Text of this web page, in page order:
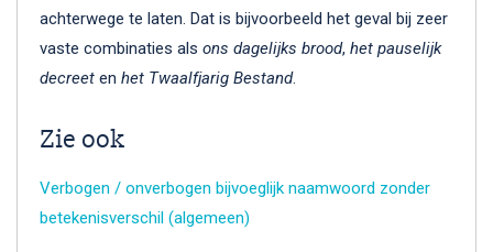
achterwege te laten. Dat is bijvoorbeeld het geval bij zeer
vaste combinaties als ons dagelijks brood, het pauselijk
decreet en het Twaalfjarig Bestand.
Zie ook
Verbogen / onverbogen bijvoeglijk naamwoord zonder
betekenisverschil (algemeen)